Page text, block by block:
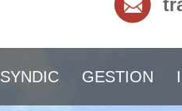
SYNDIC GESTION